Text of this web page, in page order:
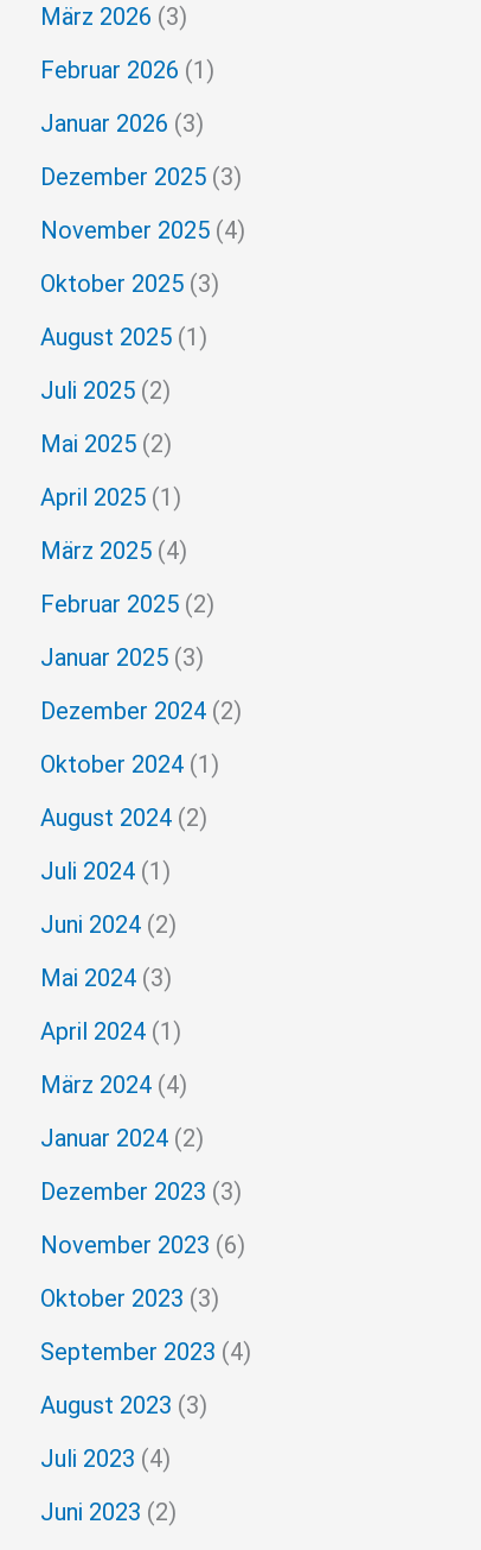
n
n
a
c
h
März 2026 (3)
Februar 2026 (1)
Januar 2026 (3)
Dezember 2025 (3)
November 2025 (4)
Oktober 2025 (3)
August 2025 (1)
Juli 2025 (2)
Mai 2025 (2)
April 2025 (1)
März 2025 (4)
Februar 2025 (2)
Januar 2025 (3)
Dezember 2024 (2)
Oktober 2024 (1)
August 2024 (2)
Juli 2024 (1)
Juni 2024 (2)
Mai 2024 (3)
April 2024 (1)
März 2024 (4)
Januar 2024 (2)
Dezember 2023 (3)
November 2023 (6)
Oktober 2023 (3)
September 2023 (4)
August 2023 (3)
Juli 2023 (4)
Juni 2023 (2)